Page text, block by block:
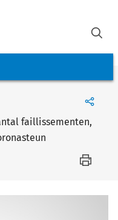
faillissementen,